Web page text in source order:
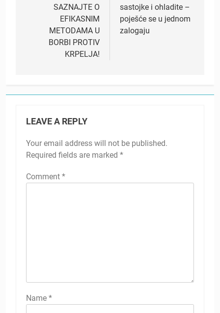
SAZNAJTE O
EFIKASNIM
METODAMA U
BORBI PROTIV
KRPELJA!
sastojke i ohladite –
poješće se u jednom
zalogaju
LEAVE A REPLY
Your email address will not be published.
Required fields are marked *
Comment *
Name *